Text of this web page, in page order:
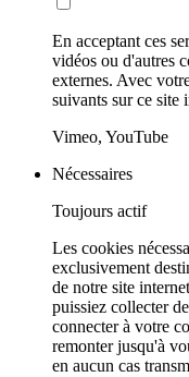
En acceptant ces
vidéos ou d'autres
externes. Avec
suivants sur ce site
Vimeo, YouTube
Nécessaires
Toujours actif
Les cookies
exclusivement
de notre site
puissiez collecter
connecter à votre
remonter jusqu'à
en aucun cas